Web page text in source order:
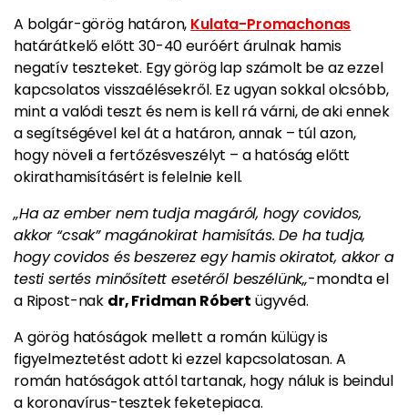
A bolgár-görög határon, Kulata-Promachonas
határátkelő előtt 30-40 euróért árulnak hamis
negatív teszteket. Egy görög lap számolt be az ezzel
kapcsolatos visszaélésekről. Ez ugyan sokkal olcsóbb,
mint a valódi teszt és nem is kell rá várni, de aki ennek
a segítségével kel át a határon, annak – túl azon,
hogy növeli a fertőzésveszélyt – a hatóság előtt
okirathamisításért is felelnie kell.
„Ha az ember nem tudja magáról, hogy covidos,
akkor “csak” magánokirat hamisítás. De ha tudja,
hogy covidos és beszerez egy hamis okiratot, akkor a
testi sertés minősített esetéről beszélünk„-mondta el
a Ripost-nak dr, Fridman Róbert ügyvéd.
A görög hatóságok mellett a román külügy is
figyelmeztetést adott ki ezzel kapcsolatosan. A
román hatóságok attól tartanak, hogy náluk is beindul
a koronavírus-tesztek feketepiaca.